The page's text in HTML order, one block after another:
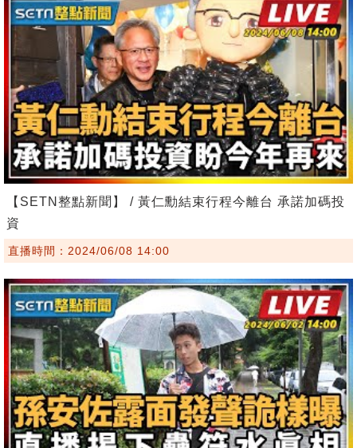
【SETN整點新聞】 / 黃仁勳結束行程今離台 承諾加碼投
資
直播時間：2024/06/08 14:00